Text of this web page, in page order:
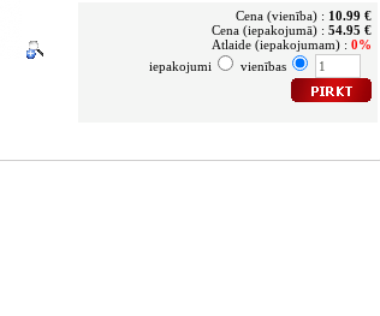
Cena (vienība) : 10.99 €
Cena (iepakojumā) : 54.95 €
Atlaide (iepakojumam) : 0%
iepakojumi
vienības